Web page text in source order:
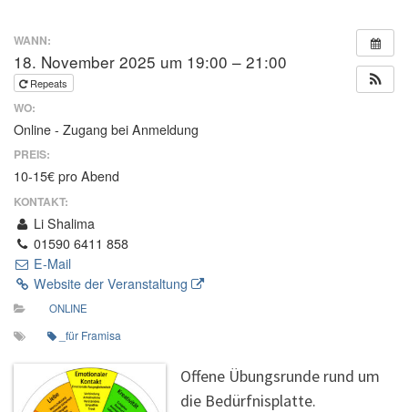
WANN:
18. November 2025 um 19:00 – 21:00
Repeats
WO:
Online - Zugang bei Anmeldung
PREIS:
10-15€ pro Abend
KONTAKT:
Li Shalima
01590 6411 858
E-Mail
Website der Veranstaltung
ONLINE
_für Framisa
Offene Übungsrunde rund um
die Bedürfnisplatte.